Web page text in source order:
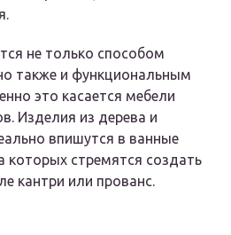
не только способом
также и функциональным
это касается мебели
Изделия из дерева и
впишутся в ванные
которых стремятся создать
кантри или прованс.